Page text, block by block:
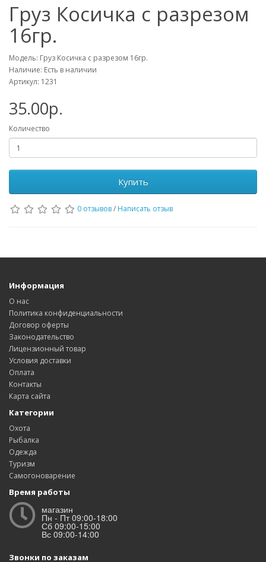
Груз Косичка с разрезом
16гр.
Модель: Груз Косичка с разрезом 16гр.
Наличие: Есть в наличии
Артикул: 1231
35.00р.
Количество
Купить
0 отзывов/ Написать отзыв
Информация
О нас
Политика конфиденциальности
Договор оферты
Законодательство
Лицензионный товар
Условия доставки
Оплата
Контакты
Карта сайта
Категории
Охота
Рыбалка
Одежда
Туризм
Самогоноварение
Время работы
магазин
Пн - Пт 09:00-18:00
Сб 09:00-15:00
Вс 09:00-14:00
Звонки по заказам